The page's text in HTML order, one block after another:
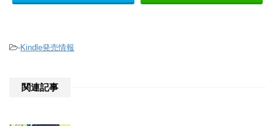
-Kindle発売情報
関連記事